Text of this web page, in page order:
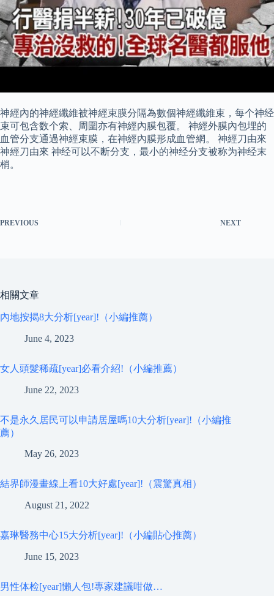
神經內的神經纖維被神經束膜分隔為數個神經纖維束，每个神经
束可包含数个索、周圍亦有神經內膜包覆。 神經外膜內包埋的
血管分支通過神經束膜，在神經內膜形成血管網。 神經刀由來
神經刀由來 神经可以不断分支，最小的神经分支被称为神经末
梢。
PREVIOUS NEXT
相關文章
內地按揭8大分析[year]!（小編推薦）
June 4, 2023
女人頭髮稀疏[year]必看介紹!（小編推薦）
June 22, 2023
不是永久居民可以申請居屋嗎10大分析[year]!（小編推
薦）
May 26, 2023
結界師漫畫線上看10大好處[year]!（震驚真相）
August 21, 2022
嘉琳醫務中心15大分析[year]!（小編貼心推薦）
June 15, 2023
男性体检[year]懶人包!專家建議咁做…